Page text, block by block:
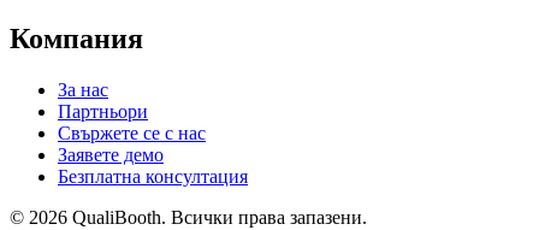
Компания
За нас
Партньори
Свържете се с нас
Заявете демо
Безплатна консултация
© 2026 QualiBooth. Всички права запазени.